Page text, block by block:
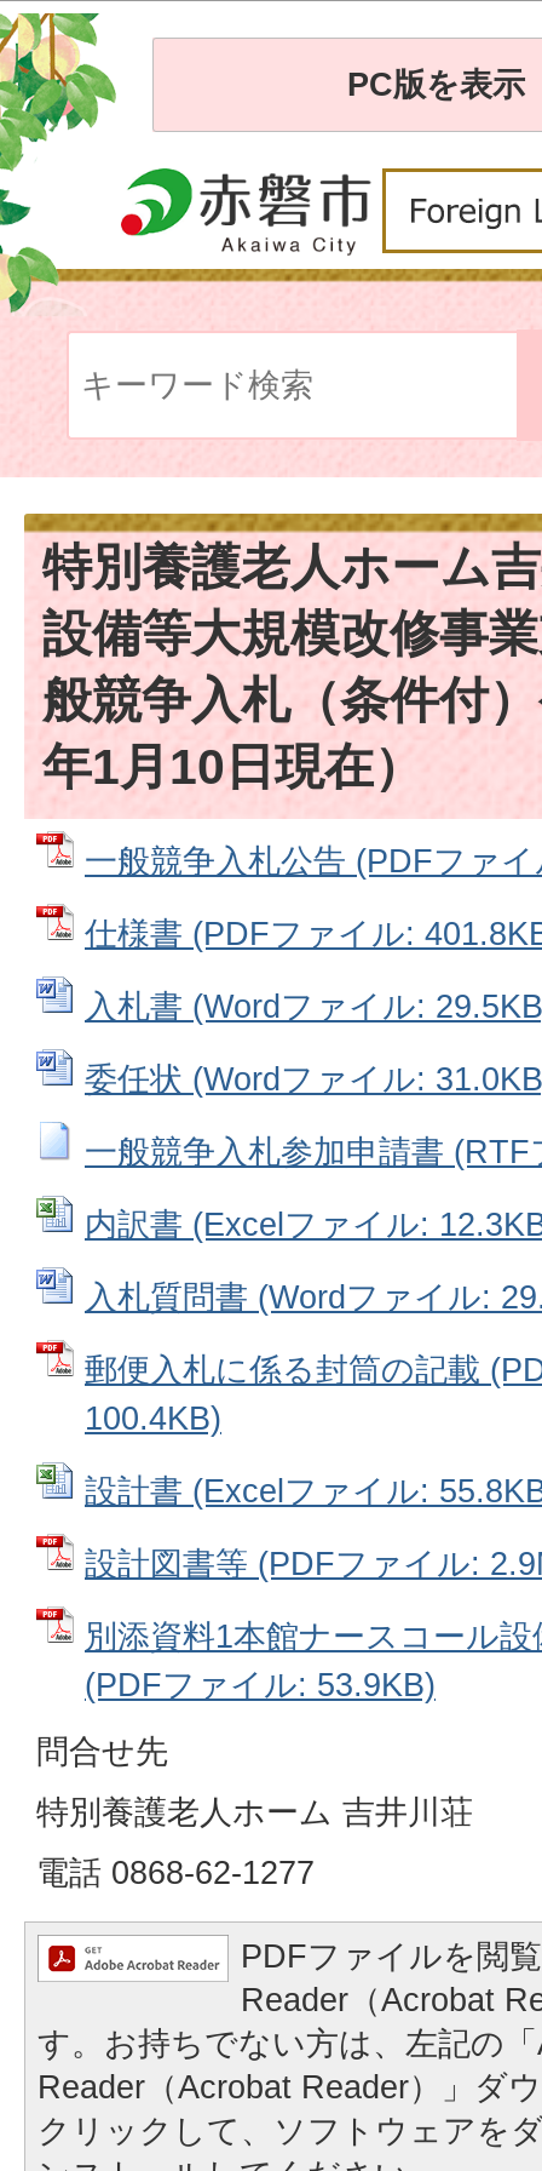
PC版を表示
特別養護老人ホーム
設備等大規模改修事
般競争入札（条件付
年1月10日現在）
一般競争入札公告 (PDFファ
仕様書 (PDFファイル:
入札書 (Wordファイル:
委任状 (Wordファイル:
一般競争入札参加申請書
内訳書 (Excelファイル:
入札質問書 (Wordファイル:
郵便入札に係る封筒の記載
100.4KB)
設計書 (Excelファイル:
設計図書等 (PDFファイル:
別添資料1本館ナースコール
(PDFファイル: 53.9KB)
問合せ先
特別養護老人ホーム 吉井川荘
電話 0868-62-1277
PDFファイルを閲
Reader（Acrobat
す。お持ちでない方は、左記の
Reader（Acrobat Reader）」ダ
クリックして、ソフトウェアを